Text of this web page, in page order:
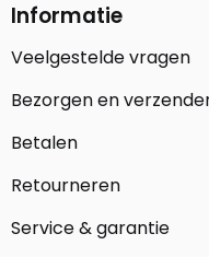
Informatie
Veelgestelde vragen
Bezorgen en
Betalen
Retourneren
Service & garantie